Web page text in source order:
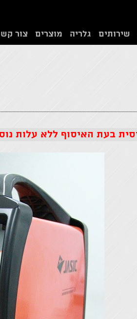
שירותים גלריה מוצרים צור
בעת האיסוף ללא עלות